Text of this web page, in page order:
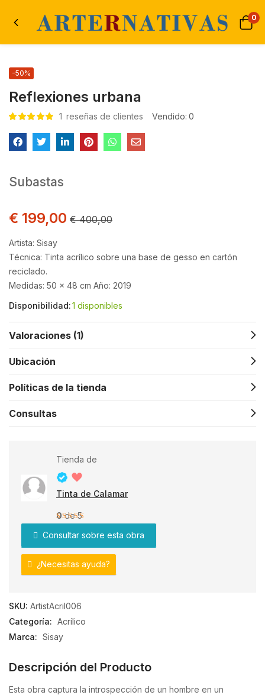
0
Reflexiones urbana
-50%
5.00de 5 en
base a
valoración de un
1 reseñas de clientes Vendido: 0
Subastas
€ 199,00 €400,00
Artista: Sisay
Técnica: Tinta acrílico sobre una base de gesso en cartón
reciclado.
Medidas: 50 x 48 cm Año: 2019
Disponibilidad:1 disponibles
Valoraciones (1)
Ubicación
Políticas de la tienda
Consultas
Tienda de
Tinta de Calamar
0de 5
Consultar sobre esta obra
¿Necesitas ayuda?
SKU: ArtistAcril006
Categoría: Acrílico
Marca: Sisay
Descripción del Producto
Esta obra captura la introspección de un hombre en un